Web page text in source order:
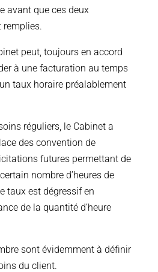
avant que ces deux
peut, toujours en accord
à une facturation au temps
taux horaire préalablement
réguliers, le Cabinet a
des convention de
futures permettant de
nombre d’heures de
taux est dégressif en
de la quantité d’heure
sont évidemment à définir
du client.